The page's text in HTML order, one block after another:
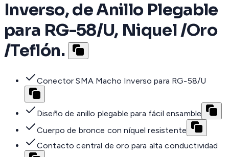
Inverso, de Anillo Plegable
para RG-58/U, Niquel /Oro
/Teflón.
Conector SMA Macho Inverso para RG-58/U
Diseño de anillo plegable para fácil ensamble
Cuerpo de bronce con níquel resistente
Contacto central de oro para alta conductividad